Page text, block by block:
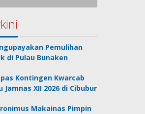
Pemulihan
di Pulau Bunaken
Kontingen Kwarcab
Jamnas XII 2026 di Cibubur
Makainas Pimpin